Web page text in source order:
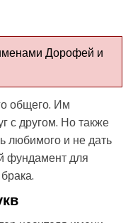
Дорофей и
общего. Им
с другом. Но также
любимого и не дать
фундамент для